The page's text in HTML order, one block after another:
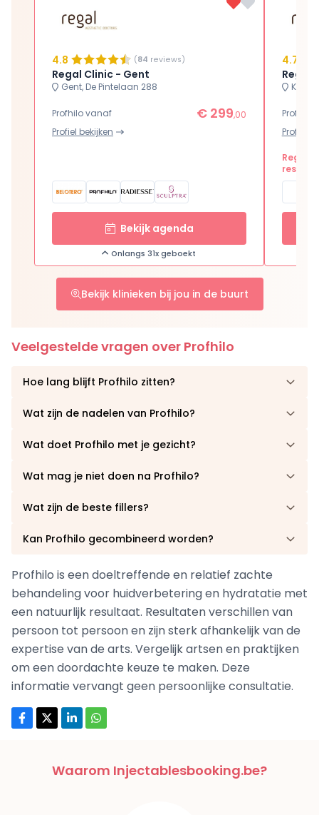
4.8 (84 reviews)
Regal Clinic - Gent
Gent, De Pintelaan 288
Profhilo vanaf € 299,00
Profiel bekijken
Bekijk agenda
Onlangs 31x geboekt
4.7
Regal
Profhilo
Profiel
Regal
Bekijk klinieken bij jou in de buurt
Veelgestelde vragen over Profhilo
Hoe lang blijft Profhilo zitten?
Wat zijn de nadelen van Profhilo?
Wat doet Profhilo met je gezicht?
Wat mag je niet doen na Profhilo?
Wat zijn de beste fillers?
Kan Profhilo gecombineerd worden?
Profhilo is een doeltreffende en relatief zachte
behandeling voor huidverbetering en hydratatie met
een natuurlijk resultaat. Resultaten verschillen van
persoon tot persoon en zijn sterk afhankelijk van de
expertise van de arts. Vergelijk artsen en praktijken
om een doordachte keuze te maken. Deze
informatie vervangt geen persoonlijke consultatie.
Waarom Injectablesbooking.be?